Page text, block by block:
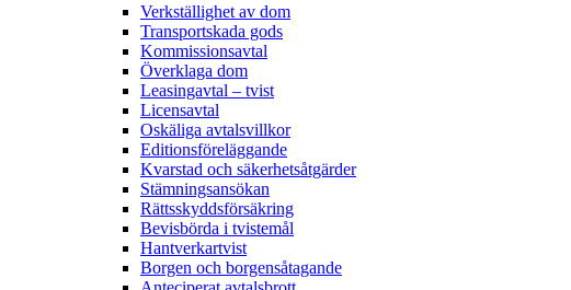
Verkställighet av dom
Transportskada gods
Kommissionsavtal
Överklaga dom
Leasingavtal – tvist
Licensavtal
Oskäliga avtalsvillkor
Editionsföreläggande
Kvarstad och säkerhetsåtgärder
Stämningsansökan
Rättsskyddsförsäkring
Bevisbörda i tvistemål
Hantverkartvist
Borgen och borgensåtagande